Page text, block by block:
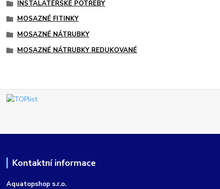
INSTALATÉRSKÉ POTŘEBY
MOSAZNÉ FITINKY
MOSAZNÉ NÁTRUBKY
MOSAZNÉ NÁTRUBKY REDUKOVANÉ
Kontaktní informace
Aquatopshop s.r.o.